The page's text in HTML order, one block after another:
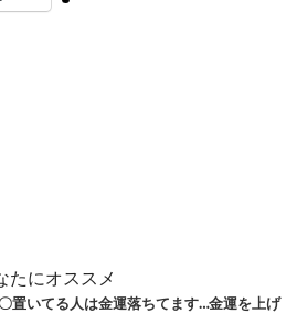
たにオススメ
置いてる人は金運落ちてます…金運を上げ